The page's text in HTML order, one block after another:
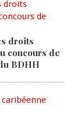
droits
concours de
BDHH